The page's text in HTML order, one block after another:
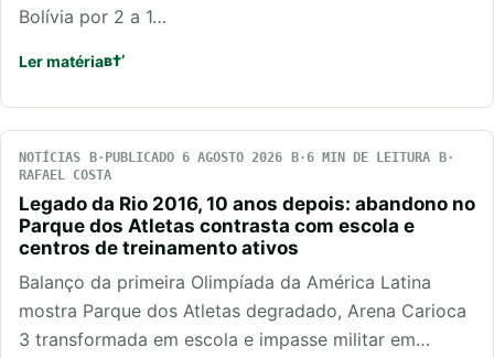
Bolívia por 2 a 1…
Ler matéria
NOTÍCIAS PUBLICADO 6 AGOSTO 2026
6 MIN DE LEITURA
RAFAEL COSTA
Legado da Rio 2016, 10 anos depois: abandono no
Parque dos Atletas contrasta com escola e
centros de treinamento ativos
Balanço da primeira Olimpíada da América Latina
mostra Parque dos Atletas degradado, Arena Carioca
3 transformada em escola e impasse militar em…